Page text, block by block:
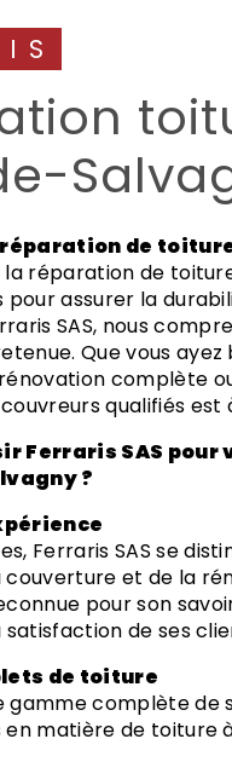
réparation de
réparation de
pour assurer la
SAS, nous
Que vous
complète
qualifiés est
?
Ferraris SAS se
couverture et de la
pour son
de ses
de toiture
gamme complète de
en matière de toiture